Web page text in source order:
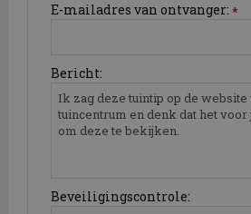
E-mailadres van ontvanger: *
Bericht:
Beveiligingscontrole: